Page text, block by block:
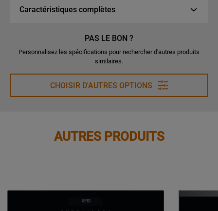
Caractéristiques complètes
PAS LE BON ?
Personnalisez les spécifications pour rechercher d'autres produits
similaires.
CHOISIR D'AUTRES OPTIONS
AUTRES PRODUITS